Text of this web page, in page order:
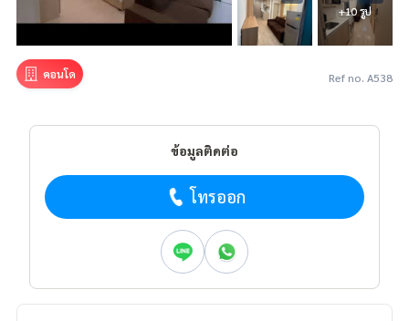
+10 รูป
คอนโด Ref no. A538
ข้อมูลติดต่อ
โทรออก